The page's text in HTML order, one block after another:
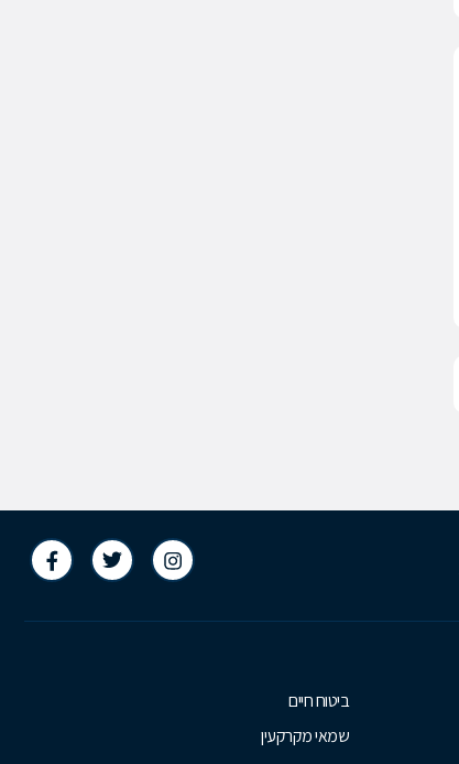
ביטוח חיים
שמאי מקרקעין